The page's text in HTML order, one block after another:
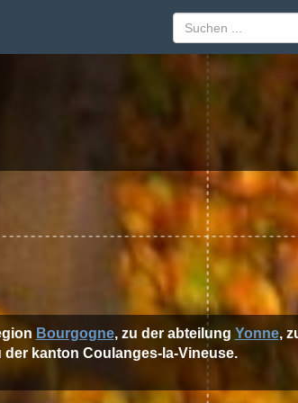
Bourgogne, zu der abteilung Yonne,
der kanton Coulanges-la-Vineuse.